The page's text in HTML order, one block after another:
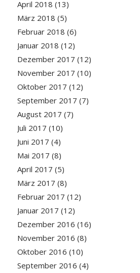
April 2018 (13)
März 2018 (5)
Februar 2018 (6)
Januar 2018 (12)
Dezember 2017 (12)
November 2017 (10)
Oktober 2017 (12)
September 2017 (7)
August 2017 (7)
Juli 2017 (10)
Juni 2017 (4)
Mai 2017 (8)
April 2017 (5)
März 2017 (8)
Februar 2017 (12)
Januar 2017 (12)
Dezember 2016 (16)
November 2016 (8)
Oktober 2016 (10)
September 2016 (4)